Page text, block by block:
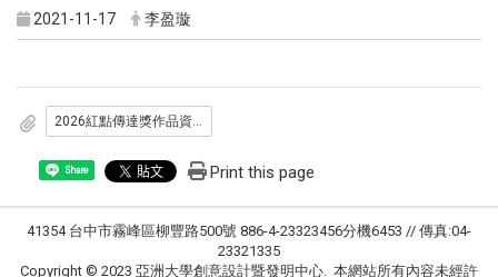
2021-11-17 李盈璇
2026紅點傳達獎作品資料表_黏貼於表板後方_.docx
Share Print this page
41354 台中市霧峰區柳豐路500號 886-4-23323456分機6453 // 傳真:04-
23321335
Copyright © 2023 亞洲大學創意設計暨發明中心. 本網站所有內容未經許